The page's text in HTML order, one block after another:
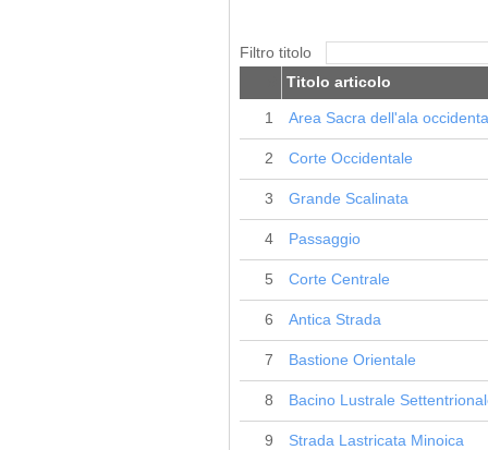
Filtro titolo
Titolo articolo
1 Area Sacra dell'ala
2 Corte Occidentale
3 Grande Scalinata
4 Passaggio
5 Corte Centrale
6 Antica Strada
7 Bastione Orientale
8 Bacino Lustrale
9 Strada Lastricata Minoica